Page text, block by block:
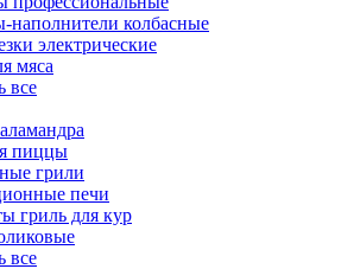
колбасные
электрические
мяса
все
пиццы
грили
печи
гриль для кур
все